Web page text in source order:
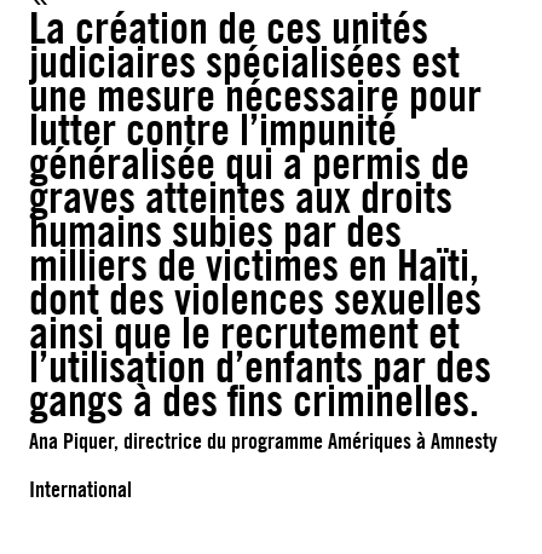
La création de ces unités
judiciaires spécialisées est
une mesure nécessaire pour
lutter contre l’impunité
généralisée qui a permis de
graves atteintes aux droits
humains subies par des
milliers de victimes en Haïti,
dont des violences sexuelles
ainsi que le recrutement et
l’utilisation d’enfants par des
gangs à des fins criminelles.
Ana Piquer, directrice du programme Amériques à Amnesty
International